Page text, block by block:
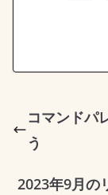
L
n
コマンドパ
う
2023年9月の